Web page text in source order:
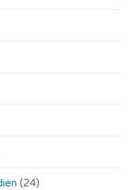
(24)